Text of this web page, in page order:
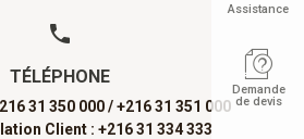
TÉLÉPHONE
31 350 000 / +216 31 351 000
Client : +216 31 334 333
Assistance
Demande
de devis